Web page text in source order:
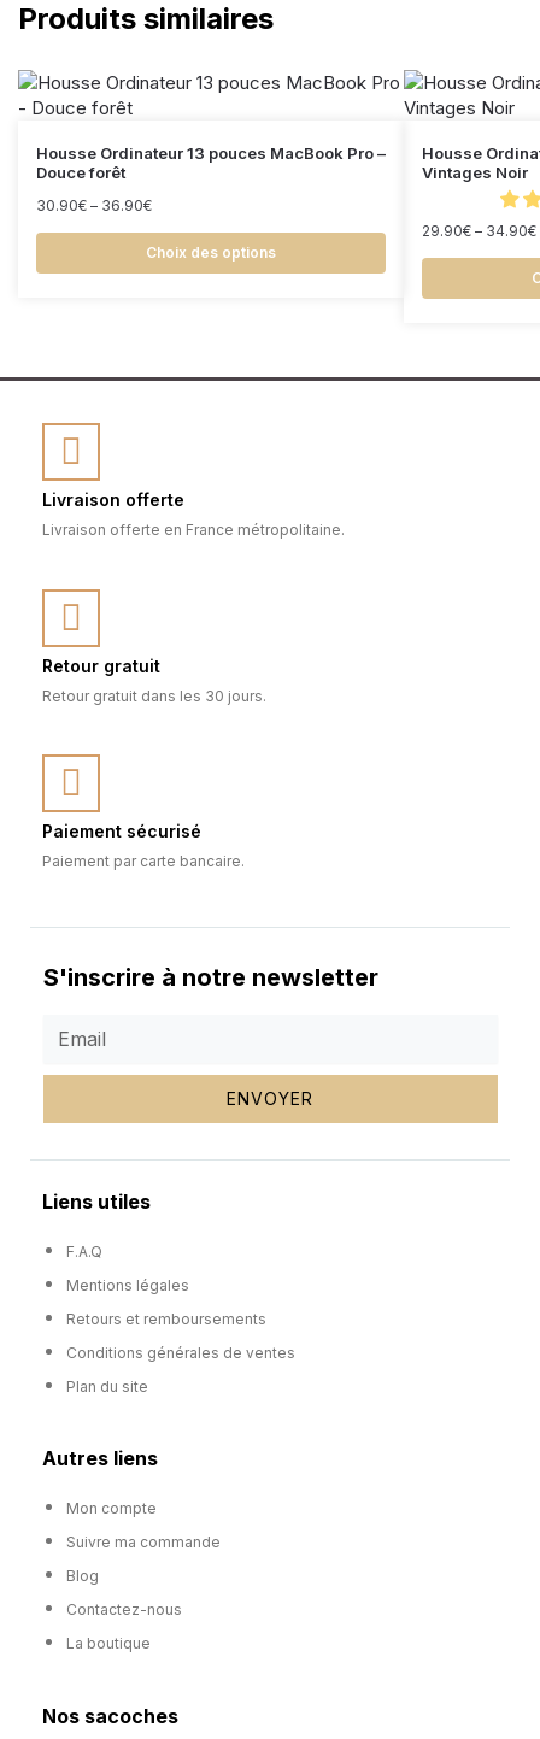
Produits similaires
Housse Ordinateur 13 pouces MacBook Pro –
Douce forêt
30.90€ – 36.90€
Choix des options
Housse
Vintages Noir
29.90€ – 34.90€
Livraison offerte
Livraison offerte en France métropolitaine.
Retour gratuit
Retour gratuit dans les 30 jours.
Paiement sécurisé
Paiement par carte bancaire.
S'inscrire à notre newsletter
ENVOYER
Liens utiles
F.A.Q
Mentions légales
Retours et remboursements
Conditions générales de ventes
Plan du site
Autres liens
Mon compte
Suivre ma commande
Blog
Contactez-nous
La boutique
Nos sacoches